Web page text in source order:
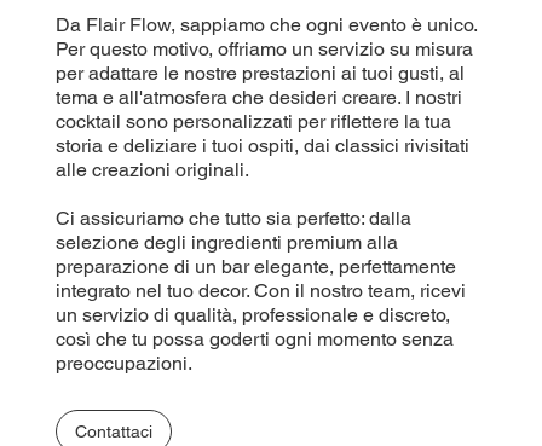
Da Flair Flow, sappiamo che ogni evento è unico.
Per questo motivo, offriamo un servizio su misura
per adattare le nostre prestazioni ai tuoi gusti, al
tema e all'atmosfera che desideri creare. I nostri
cocktail sono personalizzati per riflettere la tua
storia e deliziare i tuoi ospiti, dai classici rivisitati
alle creazioni originali.
Ci assicuriamo che tutto sia perfetto: dalla
selezione degli ingredienti premium alla
preparazione di un bar elegante, perfettamente
integrato nel tuo decor. Con il nostro team, ricevi
un servizio di qualità, professionale e discreto,
così che tu possa goderti ogni momento senza
preoccupazioni.
Contattaci